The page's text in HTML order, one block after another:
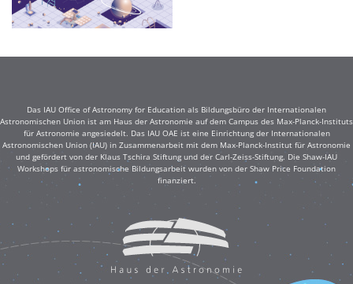
Das IAU Office of Astronomy for Education als Bildungsbüro der Internationalen
Astronomischen Union ist am Haus der Astronomie auf dem Campus des Max-Planck-Instituts
für Astronomie angesiedelt. Das IAU OAE ist eine Einrichtung der Internationalen
Astronomischen Union (IAU) in Zusammenarbeit mit dem Max-Planck-Institut für Astronomie
und gefördert von der Klaus Tschira Stiftung und der Carl-Zeiss-Stiftung. Die Shaw-IAU
Workshops für astronomische Bildungsarbeit wurden von der Shaw Price Foundation
finanziert.